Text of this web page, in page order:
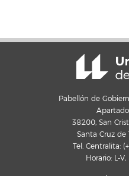
Pabellón de
38200, San
Santa Cruz de
Tel. Centralita:
Horario: L-